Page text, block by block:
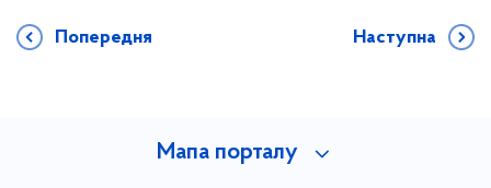
Попередня Наступна
Мапа порталу